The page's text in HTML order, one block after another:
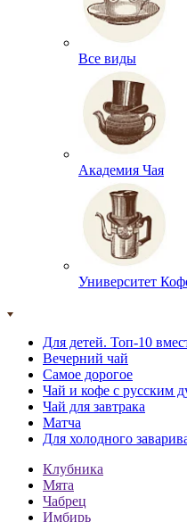
Все виды
Академия Чая
Университет
Для детей. Топ-10
Вечерний чай
Самое дорогое
Чай и кофе с русским
Чай для завтрака
Матча
Для холодного
Клубника
Мята
Чабрец
Имбирь